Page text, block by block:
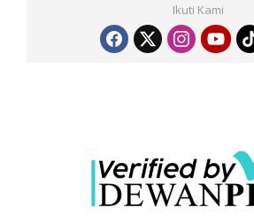
Ikuti Kami